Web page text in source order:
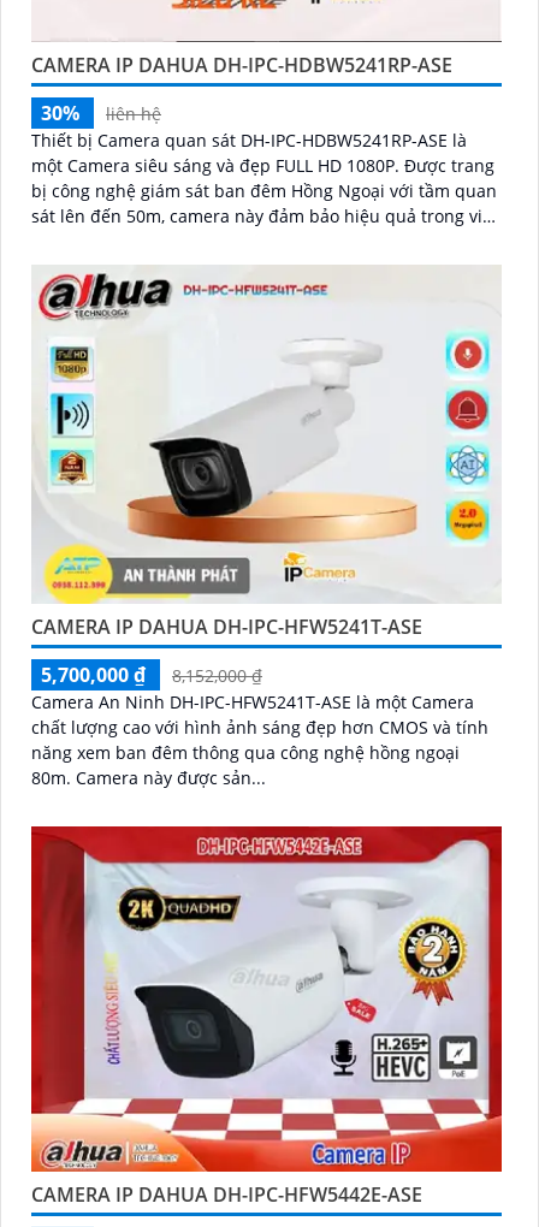
CAMERA IP DAHUA DH-IPC-HDBW5241RP-ASE
30%
liên hệ
Thiết bị Camera quan sát DH-IPC-HDBW5241RP-ASE là
một Camera siêu sáng và đẹp FULL HD 1080P. Được trang
bị công nghệ giám sát ban đêm Hồng Ngoại với tầm quan
sát lên đến 50m, camera này đảm bảo hiệu quả trong việc
CAMERA IP DAHUA DH-IPC-HFW5241T-ASE
5,700,000 ₫
8,152,000 ₫
Camera An Ninh DH-IPC-HFW5241T-ASE là một Camera
chất lượng cao với hình ảnh sáng đẹp hơn CMOS và tính
năng xem ban đêm thông qua công nghệ hồng ngoại
80m. Camera này được sản...
CAMERA IP DAHUA DH-IPC-HFW5442E-ASE